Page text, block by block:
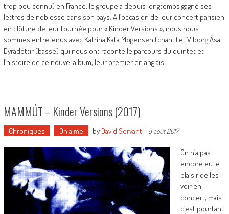
trop peu connu) en France, le groupe a depuis longtemps gagné ses
lettres de noblesse dans son pays. A l’occasion de leur concert parisien
en clôture de leur tournée pour « Kinder Versions », nous nous
sommes entretenus avec Katrína Kata Mogensen (chant) et Vilborg Ása
Dýradóttir (basse) qui nous ont raconté le parcours du quintet et
l’histoire de ce nouvel album, leur premier en anglais.
MAMMÚT – Kinder Versions (2017)
Chroniques On aime by David Servant- 8 août 2017
On n’a pas
encore eu le
plaisir de les
voir en
concert, mais
c’est pourtant